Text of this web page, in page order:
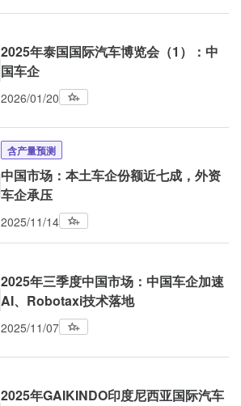
2025年泰国国际汽车博览会（1）：中
国车企
2026/01/20
含产量预测
中国市场：本土车企份额近七成，外资
车企承压
2025/11/14
2025年三季度中国市场：中国车企加速
AI、Robotaxi技术落地
2025/11/07
2025年GAIKINDO印度尼西亚国际汽车